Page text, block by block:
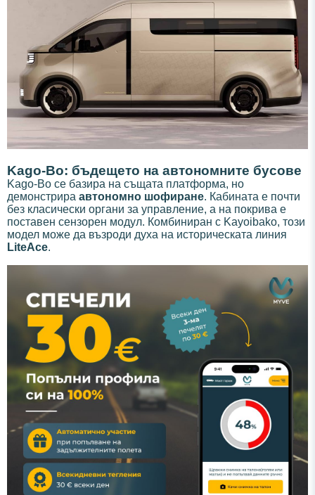
Kago-Bo: бъдещето на автономните бусове
Kago-Bo се базира на същата платформа, но
демонстрира автономно шофиране. Кабината е почти
без класически органи за управление, а на покрива е
поставен сензорен модул. Комбиниран с Kayoibako, този
модел може да възроди духа на историческата линия
LiteAce.